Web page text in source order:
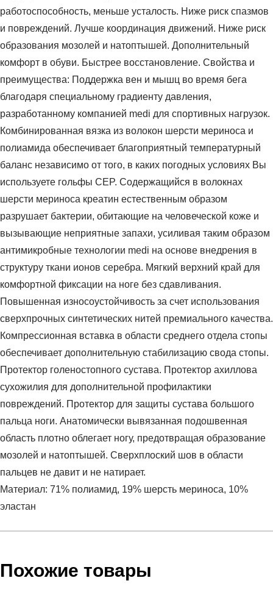
работоспособность, меньше усталость. Ниже риск спазмов
и повреждений. Лучше координация движений. Ниже риск
образования мозолей и натоптышей. Дополнительный
комфорт в обуви. Быстрее восстановление. Свойства и
преимущества: Поддержка вен и мышц во время бега
благодаря специальному градиенту давления,
разработанному компанией medi для спортивных нагрузок.
Комбинированная вязка из волокон шерсти мериноса и
полиамида обеспечивает благоприятный температурный
баланс независимо от того, в каких погодных условиях Вы
используете гольфы CEP. Содержащийся в волокнах
шерсти мериноса креатин естественным образом
разрушает бактерии, обитающие на человеческой коже и
вызывающие неприятные запахи, усиливая таким образом
антимикробные технологии medi на основе внедрения в
структуру ткани ионов серебра. Мягкий верхний край для
комфортной фиксации на ноге без сдавливания.
Повышенная износоустойчивость за счет использования
сверхпрочных синтетических нитей премиального качества.
Компрессионная вставка в области среднего отдела стопы
обеспечивает дополнительную стабилизацию свода стопы.
Протектор голеностопного сустава. Протектор ахиллова
сухожилия для дополнительной профилактики
повреждений. Протектор для защиты сустава большого
пальца ноги. Анатомически вывязанная подошвенная
область плотно облегает ногу, предотвращая образование
мозолей и натоптышей. Сверхплоский шов в области
пальцев не давит и не натирает.
Материал: 71% полиамид, 19% шерсть мериноса, 10%
эластан
Пол:женский
Инструкция по оплате есть в самом конце счета, который
Похожие товары